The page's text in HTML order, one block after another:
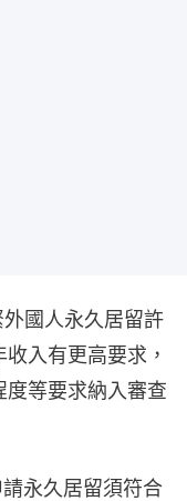
國人永久居留許
入有更高要求，
等要求納入審查
永久居留須符合